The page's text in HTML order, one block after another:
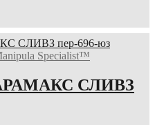
Specialist™
СЛИВЗ